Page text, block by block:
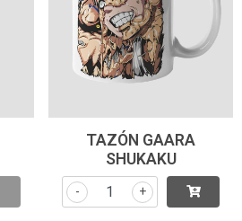
TAZÓN GAARA
SHUKAKU
+
-